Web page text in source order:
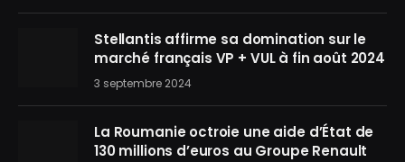
Stellantis affirme sa domination sur le
marché français VP + VUL à fin août 2024
3 septembre 2024
La Roumanie octroie une aide d’État de
130 millions d’euros au Groupe Renault